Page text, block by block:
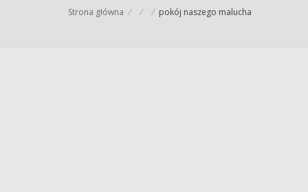
Strona główna pokój naszego malucha